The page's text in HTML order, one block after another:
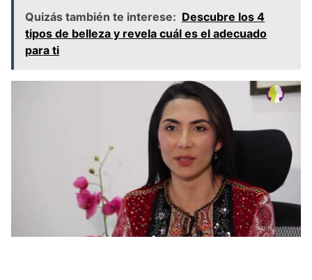
Quizás también te interese: Descubre los 4
tipos de belleza y revela cuál es el adecuado
para ti